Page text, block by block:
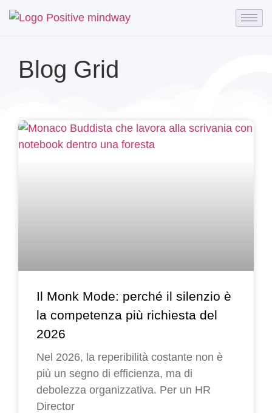
Blog Grid
Il Monk Mode: perché il silenzio è
la competenza più richiesta del
2026
Nel 2026, la reperibilità costante non è
più un segno di efficienza, ma di
debolezza organizzativa. Per un HR
Director